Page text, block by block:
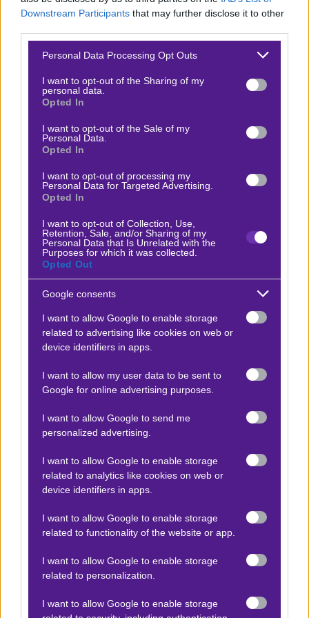
Downstream Participants that may further disclose it to other
Please note that this website/app uses one or more Google
not limited to your visit or usage behaviour. You may click to
grant or deny consent to Google and its third-party tags to
use your data for below specified purposes in below Google
consent section.
Personal Data Processing Opt Outs
I want to opt-out of the Sharing of my
personal data.
Opted In
I want to opt-out of the Sale of my
Personal Data.
Opted In
I want to opt-out of processing my
Personal Data for Targeted Advertising.
Opted In
I want to opt-out of Collection, Use,
Retention, Sale, and/or Sharing of my
Personal Data that Is Unrelated with the
Purposes for which it was collected.
Opted Out
Google consents
I want to allow Google to enable storage
related to advertising like cookies on web or
device identifiers in apps.
I want to allow my user data to be sent to
Google for online advertising purposes.
I want to allow Google to send me
personalized advertising.
I want to allow Google to enable storage
related to analytics like cookies on web or
device identifiers in apps.
I want to allow Google to enable storage
related to functionality of the website or app.
I want to allow Google to enable storage
related to personalization.
I want to allow Google to enable storage
Νικς
Over 90,5 ριμπάουντ 1.80
Over 13,5 εύστοχα τρίποντα
Σπερς
Over 18,5 εύστοχες βολές
Νικς
Σαν Αντόνιο Σπερς – Νιου Γιορκ Νικς
Ειδικά Παικτών
Ο Βίκτορ Γουεμπανιάμα είναι σε φοβερή φόρμα και
αναμένεται να αποτελέσει το πρώτο «βιολί» για το Σαν
Αντόνιο, ενώ από την άλλη ο Τάουνς μπορεί να κάνει
«πάρτι» στη ρακέτα. Ο Καστλ είναι καλός στο να
μοιράζει τις μπάλες και θα βοηθήσει με τις ασίστ, ενώ ο
Μπρίτζις μπορεί να άλλαξε τη μηχανική του σουτ του
τα τελευταία χρόνια αλλά λογικά δύο τρίποντα τα έχει.
Επιλογή Απόδοση
Καστλ 7+ ασίστ
Γουεμπανιάμα 28+ πόντοι 1.85
τρίποντα
Τάουνς 15+ ριμπάουντ 3.50